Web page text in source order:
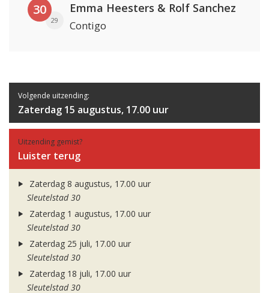
30
29
Emma Heesters & Rolf Sanchez
Contigo
Volgende uitzending:
Zaterdag 15 augustus, 17.00 uur
Uitzending gemist?
Luister terug
Zaterdag 8 augustus, 17.00 uur
Sleutelstad 30
Zaterdag 1 augustus, 17.00 uur
Sleutelstad 30
Zaterdag 25 juli, 17.00 uur
Sleutelstad 30
Zaterdag 18 juli, 17.00 uur
Sleutelstad 30